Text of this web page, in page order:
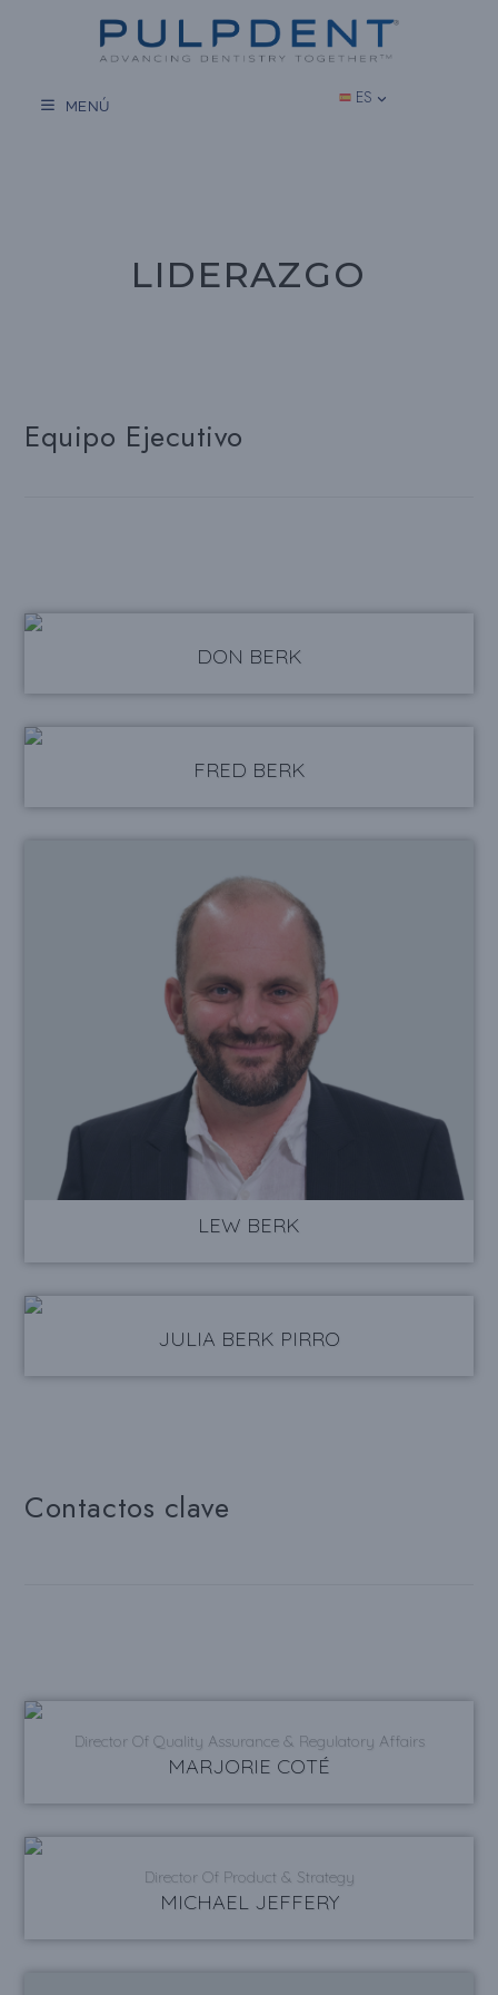
MENÚ ES
LIDERAZGO
Equipo Ejecutivo
DON BERK
FRED BERK
LEW BERK
JULIA BERK PIRRO
Contactos clave
Director Of Quality Assurance & Regulatory Affairs
MARJORIE COTÉ
Director Of Product & Strategy
MICHAEL JEFFERY